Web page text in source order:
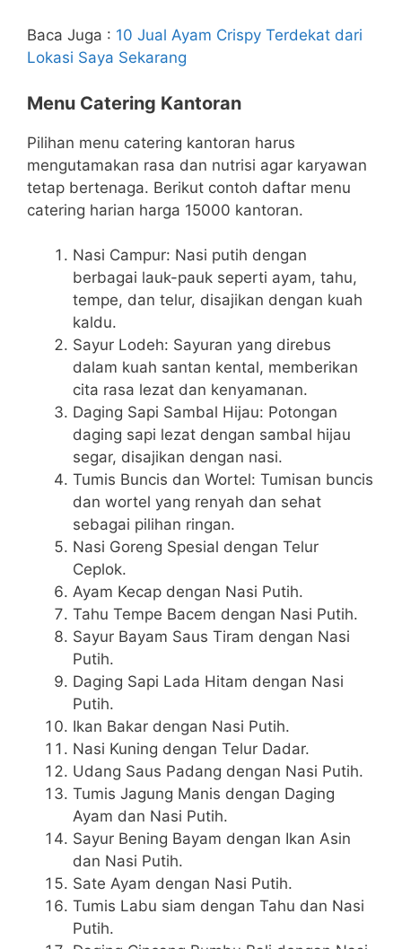
Baca Juga : 10 Jual Ayam Crispy Terdekat dari
Lokasi Saya Sekarang
Menu Catering Kantoran
Pilihan menu catering kantoran harus
mengutamakan rasa dan nutrisi agar karyawan
tetap bertenaga. Berikut contoh daftar menu
catering harian harga 15000 kantoran.
Nasi Campur: Nasi putih dengan
berbagai lauk-pauk seperti ayam, tahu,
tempe, dan telur, disajikan dengan kuah
kaldu.
Sayur Lodeh: Sayuran yang direbus
dalam kuah santan kental, memberikan
cita rasa lezat dan kenyamanan.
Daging Sapi Sambal Hijau: Potongan
daging sapi lezat dengan sambal hijau
segar, disajikan dengan nasi.
Tumis Buncis dan Wortel: Tumisan buncis
dan wortel yang renyah dan sehat
sebagai pilihan ringan.
Nasi Goreng Spesial dengan Telur
Ceplok.
Ayam Kecap dengan Nasi Putih.
Tahu Tempe Bacem dengan Nasi Putih.
Sayur Bayam Saus Tiram dengan Nasi
Putih.
Daging Sapi Lada Hitam dengan Nasi
Putih.
Ikan Bakar dengan Nasi Putih.
Nasi Kuning dengan Telur Dadar.
Udang Saus Padang dengan Nasi Putih.
Tumis Jagung Manis dengan Daging
Ayam dan Nasi Putih.
Sayur Bening Bayam dengan Ikan Asin
dan Nasi Putih.
Sate Ayam dengan Nasi Putih.
Tumis Labu siam dengan Tahu dan Nasi
Putih.